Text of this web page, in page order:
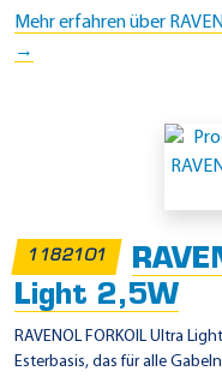
Mehr erfahren über
→
1182101
Light 2,5W
RAVENOL FORKOIL Ultra
Esterbasis, das für alle